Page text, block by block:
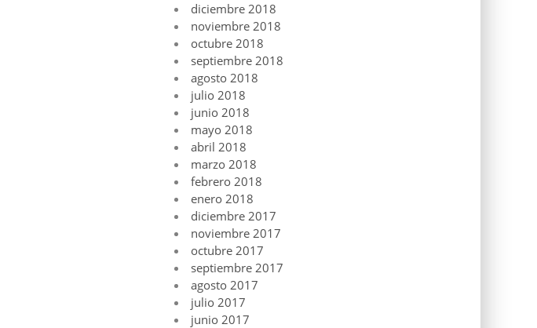
diciembre 2018
noviembre 2018
octubre 2018
septiembre 2018
agosto 2018
julio 2018
junio 2018
mayo 2018
abril 2018
marzo 2018
febrero 2018
enero 2018
diciembre 2017
noviembre 2017
octubre 2017
septiembre 2017
agosto 2017
julio 2017
junio 2017